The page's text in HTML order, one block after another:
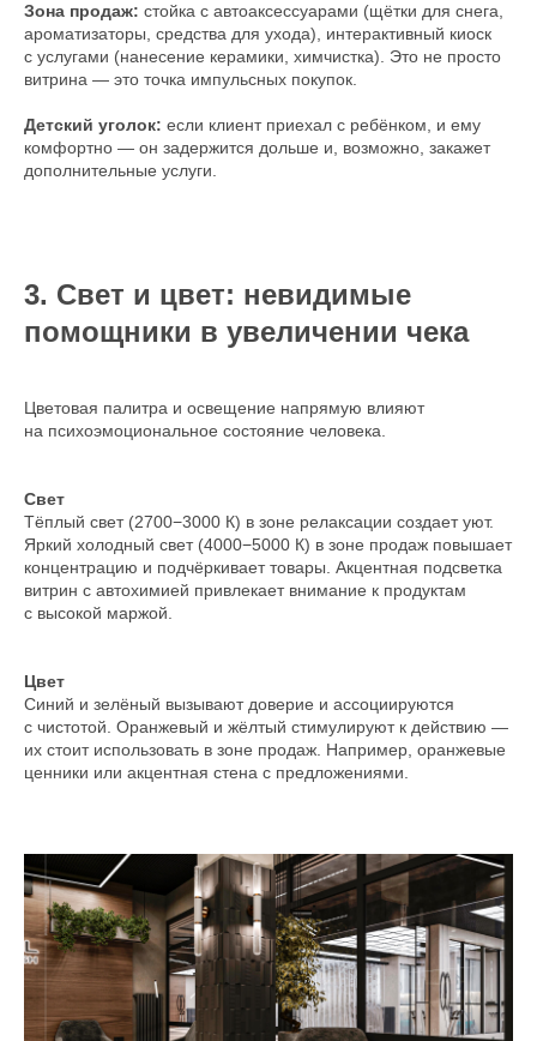
Зона продаж: стойка с автоаксессуарами (щётки для снега,
ароматизаторы, средства для ухода), интерактивный киоск
с услугами (нанесение керамики, химчистка). Это не просто
витрина — это точка импульсных покупок.
Детский уголок: если клиент приехал с ребёнком, и ему
комфортно — он задержится дольше и, возможно, закажет
дополнительные услуги.
3. Свет и цвет: невидимые
помощники в увеличении чека
Цветовая палитра и освещение напрямую влияют
на психоэмоциональное состояние человека.
Свет
Тёплый свет (2700−3000 К) в зоне релаксации создает уют.
Яркий холодный свет (4000−5000 К) в зоне продаж повышает
концентрацию и подчёркивает товары. Акцентная подсветка
витрин с автохимией привлекает внимание к продуктам
с высокой маржой.
Цвет
Синий и зелёный вызывают доверие и ассоциируются
с чистотой. Оранжевый и жёлтый стимулируют к действию —
их стоит использовать в зоне продаж. Например, оранжевые
ценники или акцентная стена с предложениями.